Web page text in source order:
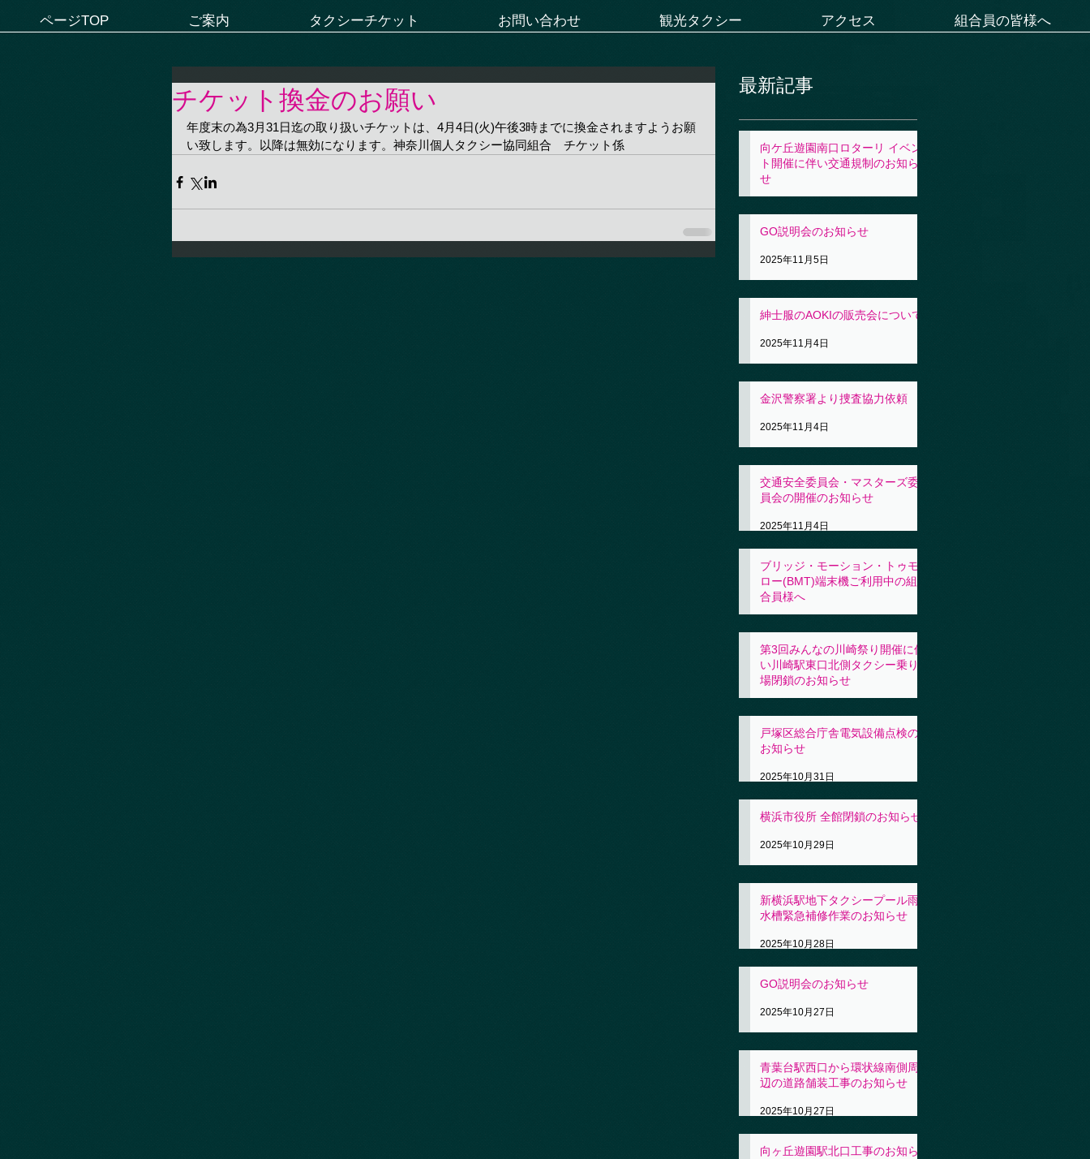
ページTOP ご案内 タクシーチケット お問い合わせ 観光タクシー アクセス 組合員の皆様へ
チケット換金のお願い
年度末の為3月31日迄の取り扱いチケットは、4月4日(火)午後3時までに換金されますようお願
い致します。以降は無効になります。神奈川個人タクシー協同組合　チケット係
最新記事
向ケ丘遊園南口ロターリ イベン
ト開催に伴い交通規制のお知ら
せ
GO説明会のお知らせ
2025年11月5日
紳士服のAOKIの販売会について
2025年11月4日
金沢警察署より捜査協力依頼
2025年11月4日
交通安全委員会・マスターズ委
員会の開催のお知らせ
2025年11月4日
ブリッジ・モーション・トゥモ
ロー(BMT)端末機ご利用中の組
合員様へ
第3回みんなの川崎祭り開催に伴
い川崎駅東口北側タクシー乗り
場閉鎖のお知らせ
戸塚区総合庁舎電気設備点検の
お知らせ
2025年10月31日
横浜市役所 全館閉鎖のお知らせ
2025年10月29日
新横浜駅地下タクシープール雨
水槽緊急補修作業のお知らせ
2025年10月28日
GO説明会のお知らせ
2025年10月27日
青葉台駅西口から環状線南側周
辺の道路舗装工事のお知らせ
2025年10月27日
向ヶ丘遊園駅北口工事のお知ら